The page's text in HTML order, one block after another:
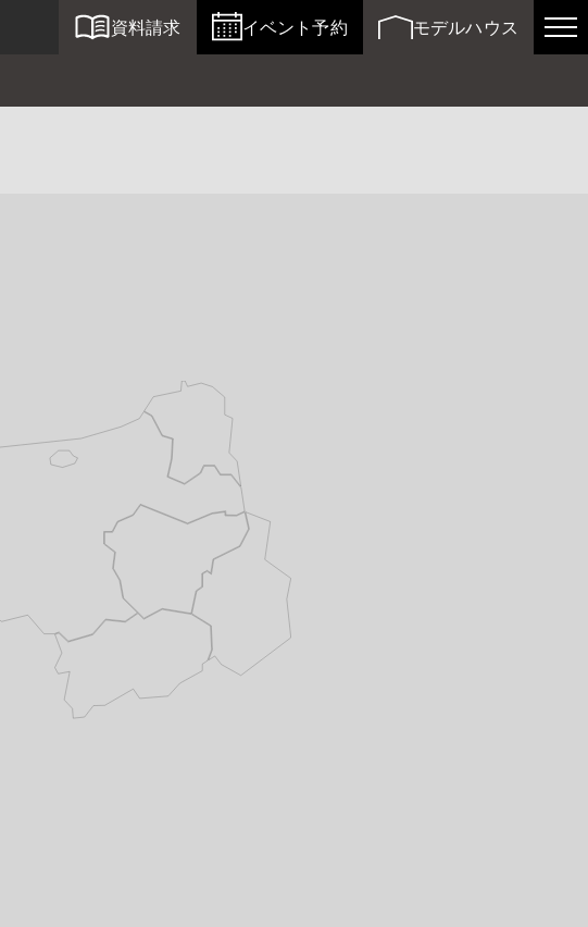
資料請求 イベント予約 モデルハウス